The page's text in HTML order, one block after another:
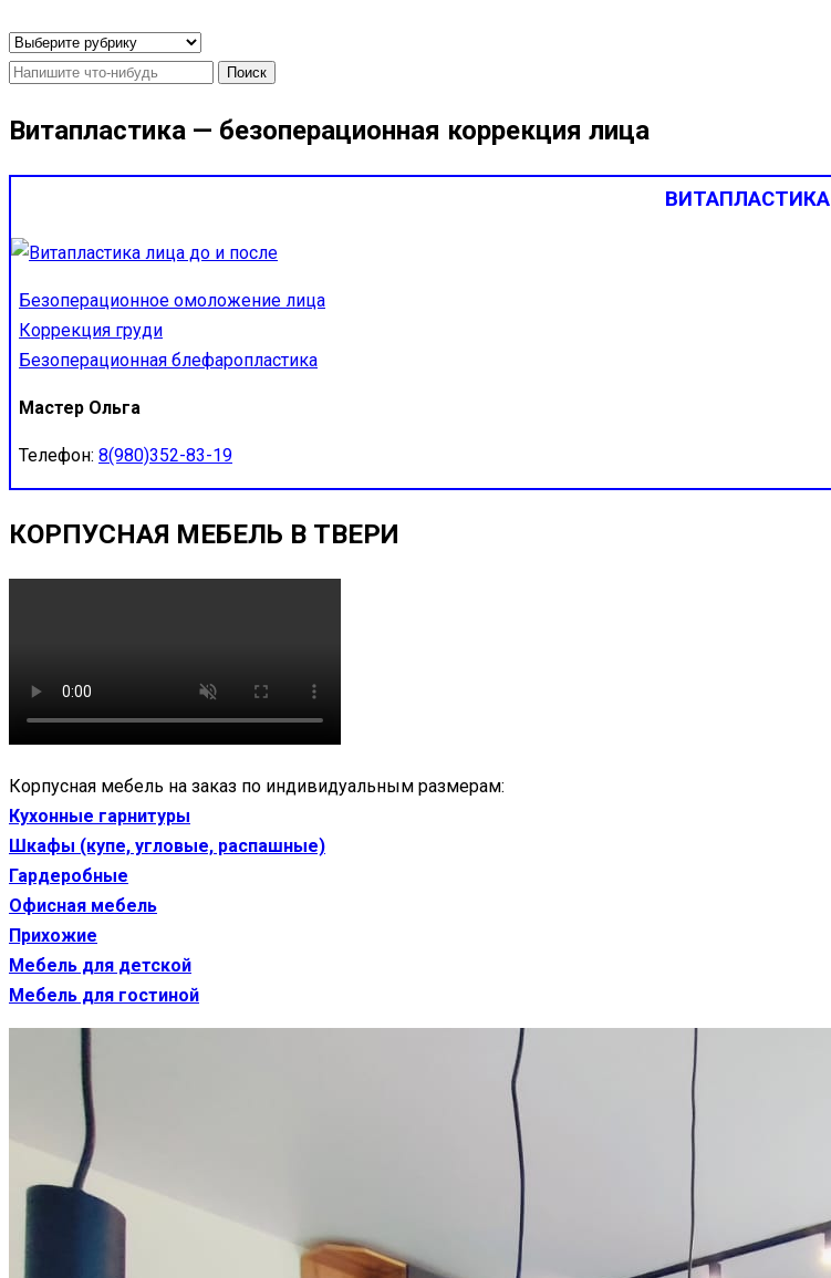
Рубрики
Найти:
Витапластика — безоперационная коррекция лица
ВИТАПЛАСТИКА
Безоперационное омоложение лица
Коррекция груди
Безоперационная блефаропластика
Мастер Ольга
Телефон: 8(980)352-83-19
КОРПУСНАЯ МЕБЕЛЬ В ТВЕРИ
Корпусная мебель на заказ по индивидуальным размерам:
Кухонные гарнитуры
Шкафы (купе, угловые, распашные)
Гардеробные
Офисная мебель
Прихожие
Мебель для детской
Мебель для гостиной